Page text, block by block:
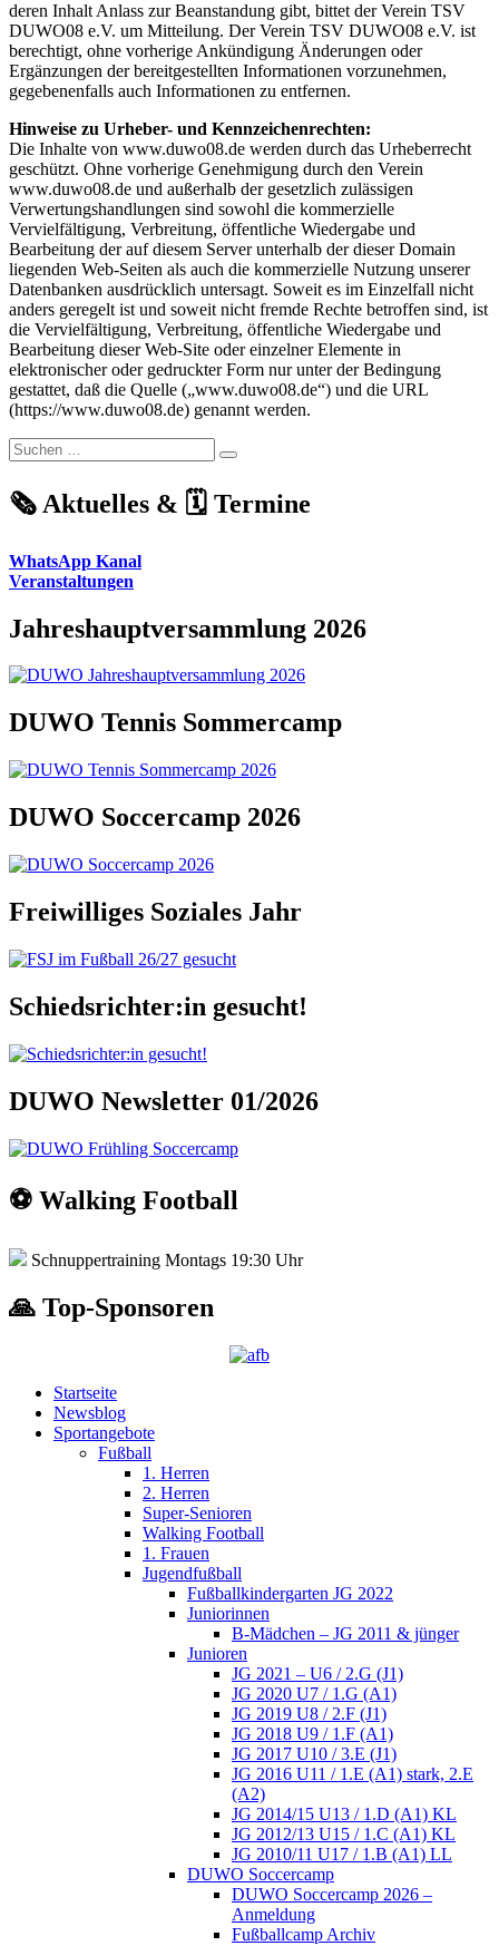
deren Inhalt Anlass zur Beanstandung gibt, bittet der Verein TSV
DUWO08 e.V. um Mitteilung. Der Verein TSV DUWO08 e.V. ist
berechtigt, ohne vorherige Ankündigung Änderungen oder
Ergänzungen der bereitgestellten Informationen vorzunehmen,
gegebenenfalls auch Informationen zu entfernen.
Hinweise zu Urheber- und Kennzeichenrechten:
Die Inhalte von www.duwo08.de werden durch das Urheberrecht
geschützt. Ohne vorherige Genehmigung durch den Verein
www.duwo08.de und außerhalb der gesetzlich zulässigen
Verwertungshandlungen sind sowohl die kommerzielle
Vervielfältigung, Verbreitung, öffentliche Wiedergabe und
Bearbeitung der auf diesem Server unterhalb der dieser Domain
liegenden Web-Seiten als auch die kommerzielle Nutzung unserer
Datenbanken ausdrücklich untersagt. Soweit es im Einzelfall nicht
anders geregelt ist und soweit nicht fremde Rechte betroffen sind, ist
die Vervielfältigung, Verbreitung, öffentliche Wiedergabe und
Bearbeitung dieser Web-Site oder einzelner Elemente in
elektronischer oder gedruckter Form nur unter der Bedingung
gestattet, daß die Quelle („www.duwo08.de“) und die URL
(https://www.duwo08.de) genannt werden.
Suchen
nach:
Suchen
🗞️ Aktuelles & 🗓️ Termine
WhatsApp Kanal
Veranstaltungen
Jahreshauptversammlung 2026
DUWO Tennis Sommercamp
DUWO Soccercamp 2026
Freiwilliges Soziales Jahr
Schiedsrichter:in gesucht!
DUWO Newsletter 01/2026
⚽️ Walking Football
Schnuppertraining Montags 19:30 Uhr
🙏 Top-Sponsoren
Startseite
Newsblog
Sportangebote
Fußball
1. Herren
2. Herren
Super-Senioren
Walking Football
1. Frauen
Jugendfußball
Fußballkindergarten JG 2022
Juniorinnen
B-Mädchen – JG 2011 & jünger
Junioren
JG 2021 – U6 / 2.G (J1)
JG 2020 U7 / 1.G (A1)
JG 2019 U8 / 2.F (J1)
JG 2018 U9 / 1.F (A1)
JG 2017 U10 / 3.E (J1)
JG 2016 U11 / 1.E (A1) stark, 2.E
(A2)
JG 2014/15 U13 / 1.D (A1) KL
JG 2012/13 U15 / 1.C (A1) KL
JG 2010/11 U17 / 1.B (A1) LL
DUWO Soccercamp
DUWO Soccercamp 2026 –
Anmeldung
Fußballcamp Archiv